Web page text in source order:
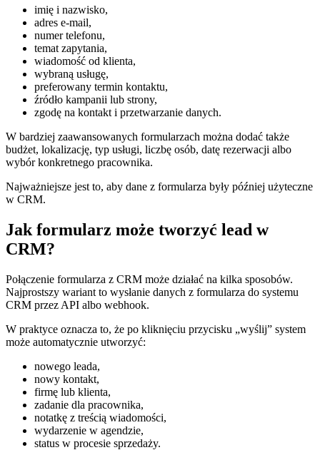
imię i nazwisko,
adres e-mail,
numer telefonu,
temat zapytania,
wiadomość od klienta,
wybraną usługę,
preferowany termin kontaktu,
źródło kampanii lub strony,
zgodę na kontakt i przetwarzanie danych.
W bardziej zaawansowanych formularzach można dodać także
budżet, lokalizację, typ usługi, liczbę osób, datę rezerwacji albo
wybór konkretnego pracownika.
Najważniejsze jest to, aby dane z formularza były później użyteczne
w CRM.
Jak formularz może tworzyć lead w
CRM?
Połączenie formularza z CRM może działać na kilka sposobów.
Najprostszy wariant to wysłanie danych z formularza do systemu
CRM przez API albo webhook.
W praktyce oznacza to, że po kliknięciu przycisku „wyślij” system
może automatycznie utworzyć:
nowego leada,
nowy kontakt,
firmę lub klienta,
zadanie dla pracownika,
notatkę z treścią wiadomości,
wydarzenie w agendzie,
status w procesie sprzedaży.